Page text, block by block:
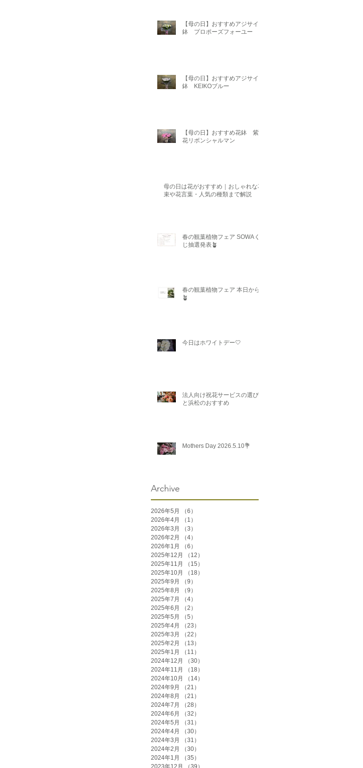
【母の日】おすすめアジサイ
鉢 プロポーズフォーユー
【母の日】おすすめアジサイ
鉢 KEIKOブルー
【母の日】おすすめ花鉢 紫陽
花リボンシャルマン
母の日は花がおすすめ｜おしゃれな花
束や花言葉・人気の種類まで解説
春の観葉植物フェア SOWAく
じ抽選発表🪴
春の観葉植物フェア 本日から
🪴
今日はホワイトデー🤍
法人向け祝花サービスの選び方
と浜松のおすすめ
Mothers Day 2026.5.10💐
Archive
2026年5月 （6）
2026年4月
（1）
2026年3月
（3）
2026年2月
（4）
2026年1月
（6）
2025年12月
（12）
2025年11月
（15）
2025年10月
（18）
2025年9月
（9）
2025年8月
（9）
2025年7月
（4）
2025年6月
（2）
2025年5月
（5）
2025年4月
（23）
2025年3月
（22）
2025年2月
（13）
2025年1月
（11）
2024年12月
（30）
2024年11月
（18）
2024年10月
（14）
2024年9月
（21）
2024年8月
（21）
2024年7月
（28）
2024年6月
（32）
2024年5月
（31）
2024年4月
（30）
2024年3月
（31）
2024年2月
（30）
2024年1月
（35）
2023年12月
（39）